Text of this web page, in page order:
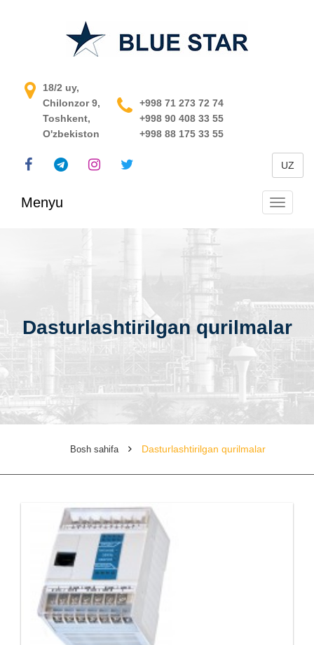
O'zbekistondagi jarayonni
boshqarish tizimi
18/2 uy,
Chilonzor 9,
Toshkent,
O'zbekiston
+998 71 273 72 74
+998 90 408 33 55
+998 88 175 33 55
UZ
Menyu
Dasturlashtirilgan qurilmalar
Bosh sahifa Dasturlashtirilgan qurilmalar